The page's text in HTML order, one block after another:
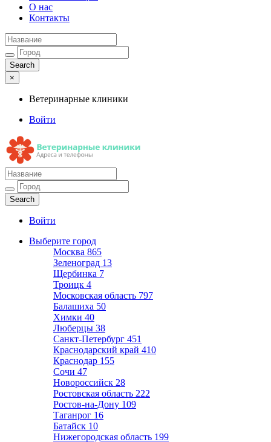
О нас
Контакты
×
Ветеринарные клиники
Войти
Ветеринарные клиники
Адреса и телефоны
Войти
Выберите город
Москва 865
Зеленоград 13
Щербинка 7
Троицк 4
Московская область 797
Балашиха 50
Химки 40
Люберцы 38
Санкт-Петербург 451
Краснодарский край 410
Краснодар 155
Сочи 47
Новороссийск 28
Ростовская область 222
Ростов-на-Дону 109
Таганрог 16
Батайск 10
Нижегородская область 199